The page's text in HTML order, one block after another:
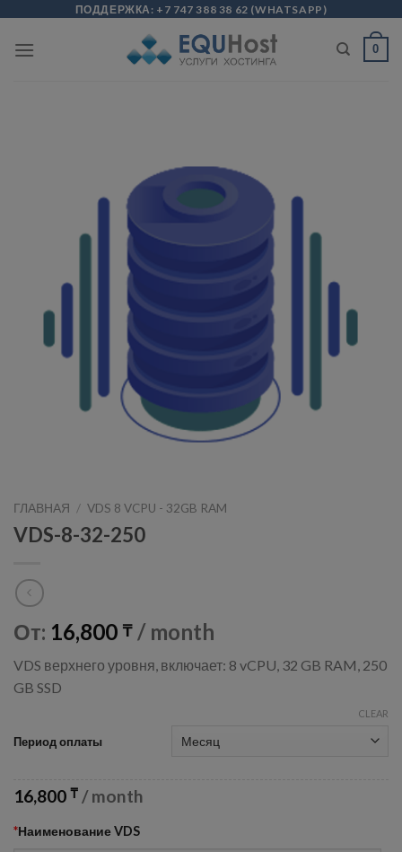
content
ПОДДЕРЖКА: +7 747 388 38 62 (WHATSAPP )
0
ГЛАВНАЯ / VDS 8 VCPU - 32GB RAM
VDS-8-32-250
От: 16,800 ₸ / month
VDS верхнего уровня, включает: 8 vCPU, 32 GB RAM, 250
GB SSD
Период оплаты
CLEAR
16,800 ₸ / month
*Наименование VDS
modal-check